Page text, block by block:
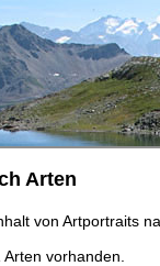
Arten
von Artportraits
vorhanden.